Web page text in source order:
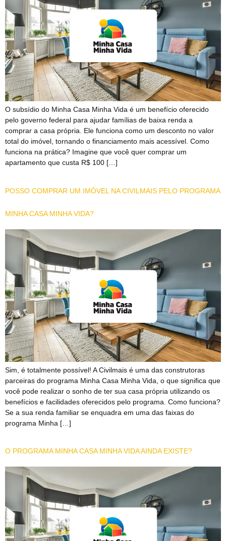
O subsídio do Minha Casa Minha Vida é um benefício oferecido
pelo governo federal para ajudar famílias de baixa renda a
comprar a casa própria. Ele funciona como um desconto no valor
total do imóvel, tornando o financiamento mais acessível. Como
funciona na prática? Imagine que você quer comprar um
apartamento que custa R$ 100 […]
POSSO COMPRAR UM IMÓVEL NA CIVILMAIS PELO PROGRAMA
MINHA CASA MINHA VIDA?
Sim, é totalmente possível! A Civilmais é uma das construtoras
parceiras do programa Minha Casa Minha Vida, o que significa que
você pode realizar o sonho de ter sua casa própria utilizando os
benefícios e facilidades oferecidos pelo programa. Como funciona?
Se a sua renda familiar se enquadra em uma das faixas do
programa Minha […]
O PROGRAMA MINHA CASA MINHA VIDA AINDA EXISTE?